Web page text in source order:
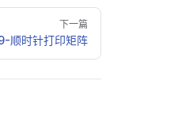
下一篇
顺时针打印矩阵